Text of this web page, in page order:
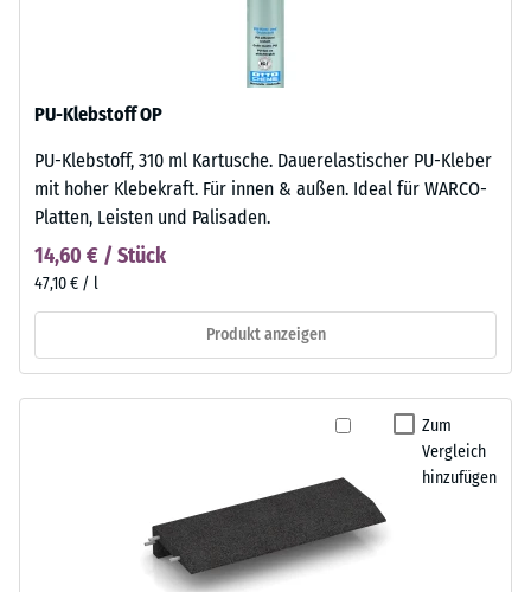
PU-Klebstoff OP
PU-Klebstoff, 310 ml Kartusche. Dauerelastischer PU-Kleber
mit hoher Klebekraft. Für innen & außen. Ideal für WARCO-
Platten, Leisten und Palisaden.
14,60 € / Stück
47,10 € / l
Produkt anzeigen
Zum
Vergleich
hinzufügen